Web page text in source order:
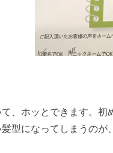
、ホッとできます。
型になってしまうの